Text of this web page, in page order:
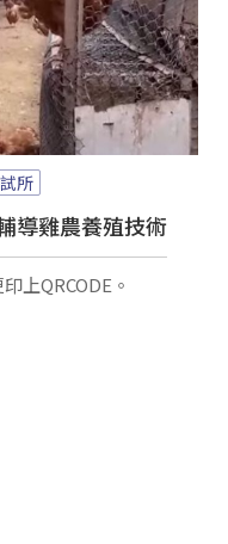
所
導雞農養殖技術
上QRCODE。